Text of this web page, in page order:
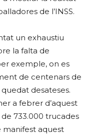
de l’INSS.
un exhaustiu
la falta de
exemple, on es
de centenars de
desateses.
a febrer d’aquest
733.000 trucades
manifest aquest